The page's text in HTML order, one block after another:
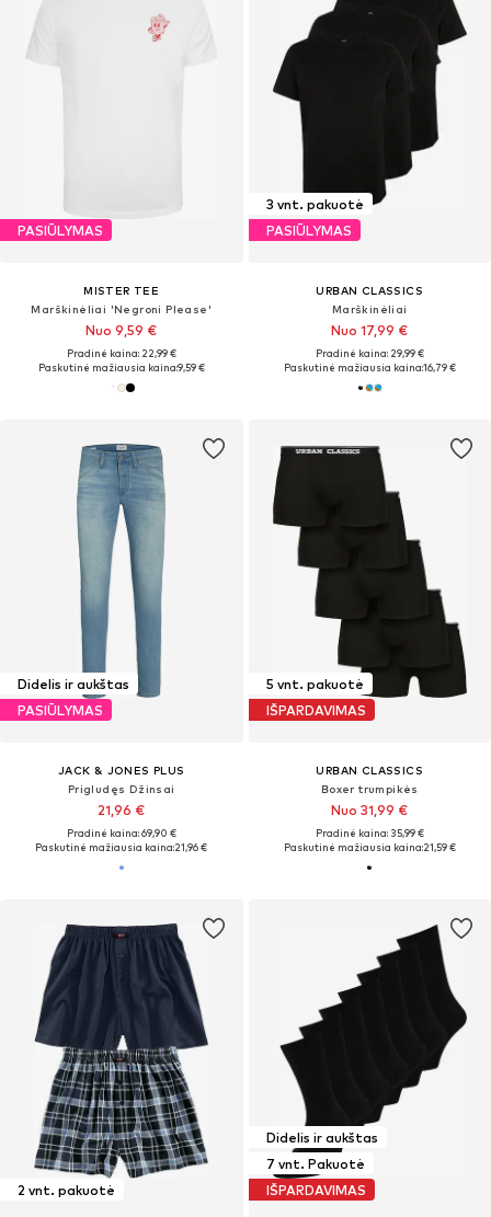
PASIŪLYMAS
MISTER TEE
Marškinėliai 'Negroni Please'
Nuo 9,59 €
Pradinė kaina: 22,99 €
Paskutinė mažiausia kaina:9,59 €
3 vnt. pakuotė
PASIŪLYMAS
URBAN CLASSICS
Marškinėliai
Nuo 17,99 €
Pradinė kaina: 29,99 €
Paskutinė mažiausia kaina:16,79 €
Didelis ir aukštas
PASIŪLYMAS
JACK & JONES PLUS
Prigludęs Džinsai
21,96 €
Pradinė kaina: 69,90 €
Paskutinė mažiausia kaina:21,96 €
5 vnt. pakuotė
IŠPARDAVIMAS
URBAN CLASSICS
Boxer trumpikės
Nuo 31,99 €
Pradinė kaina: 35,99 €
Paskutinė mažiausia kaina:21,59 €
2 vnt. pakuotė
Didelis ir aukštas
7 vnt. Pakuotė
IŠPARDAVIMAS